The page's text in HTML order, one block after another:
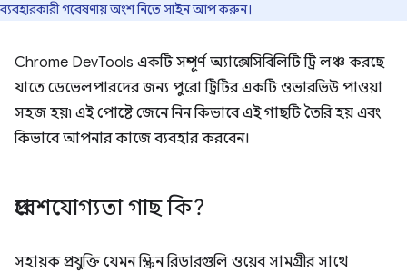
ব্যবহারকারী গবেষণায়অংশ নিতে সাইন আপ করুন।
Chrome DevTools একটি সম্পূর্ণ অ্যাক্সেসিবিলিটি ট্রি লঞ্চ করছে
যাতে ডেভেলপারদের জন্য পুরো ট্রিটির একটি ওভারভিউ পাওয়া
সহজ হয়৷ এই পোষ্টে জেনে নিন কিভাবে এই গাছটি তৈরি হয় এবং
কিভাবে আপনার কাজে ব্যবহার করবেন।
প্রবেশযোগ্যতা গাছ কি?
সহায়ক প্রযুক্তি যেমন স্ক্রিন রিডারগুলি ওয়েব সামগ্রীর সাথে